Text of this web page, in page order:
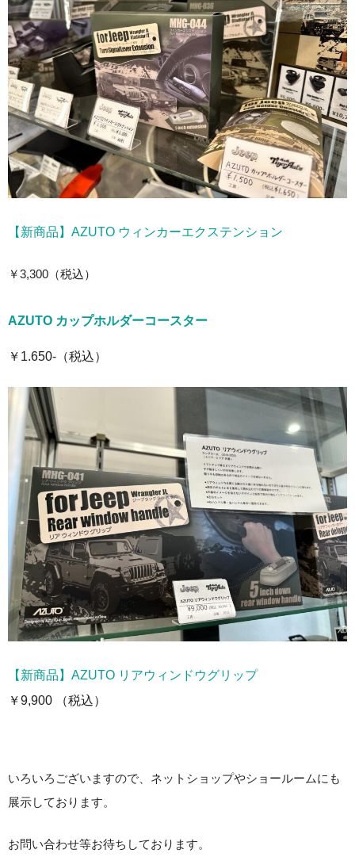
【新商品】AZUTO ウィンカーエクステンション
￥3,300 （税込）
AZUTO カップホルダーコースター
￥1.650-（税込）
【新商品】AZUTO リアウィンドウグリップ
￥9,900 （税込）
いろいろございますので、ネットショップやショールームにも
展示しております。
お問い合わせ等お待ちしております。